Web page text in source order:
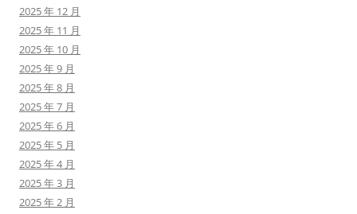
2025 年 12 月
2025 年 11 月
2025 年 10 月
2025 年 9 月
2025 年 8 月
2025 年 7 月
2025 年 6 月
2025 年 5 月
2025 年 4 月
2025 年 3 月
2025 年 2 月